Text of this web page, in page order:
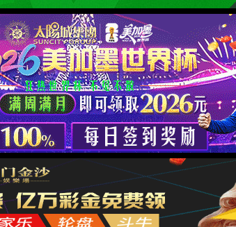
XML 地图